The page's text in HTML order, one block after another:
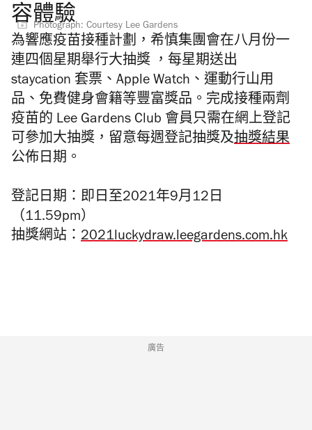
容體驗
Photograph: Courtesy Lee Gardens
為響應疫苗接種計劃，希慎集團會在八月份一
連四個星期舉行大抽獎 ，每星期送出
staycation 套票、Apple Watch、運動行山用
品、免費健身會籍等豐富獎品。完成接種兩劑
疫苗的 Lee Gardens Club 會員只需在網上登記
可參加大抽獎，留意每週登記抽獎及抽獎結果
公佈日期。
登記日期：即日至2021年9月12日
（11.59pm）
抽獎網站： 2021luckydraw.leegardens.com.hk
廣告